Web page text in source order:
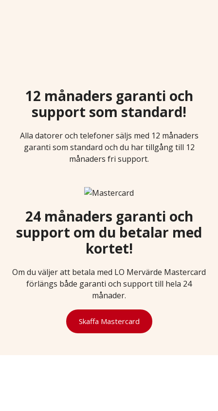
12 månaders garanti och
support som standard!
Alla datorer och telefoner säljs med 12 månaders
garanti som standard och du har tillgång till 12
månaders fri support.
24 månaders garanti och
support om du betalar med
kortet!
Om du väljer att betala med LO Mervärde Mastercard
förlängs både garanti och support till hela 24
månader.
Skaffa Mastercard